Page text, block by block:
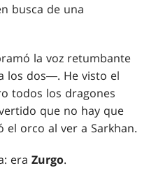
busca de una
la voz retumbante
los dos―. He visto el
todos los dragones
que no hay que
orco al ver a Sarkhan.
eraZurgo.